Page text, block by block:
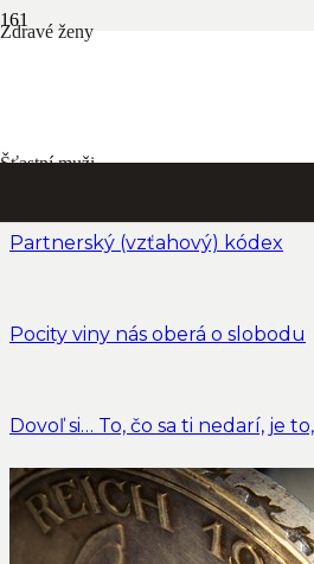
Zdravé ženy
Šťastní muži
Nemeňte sa kvôli iným…
Partnerský (vzťahový) kódex
Pocity viny nás oberá o slobodu
Dovoľ si… To, čo sa ti nedarí, je